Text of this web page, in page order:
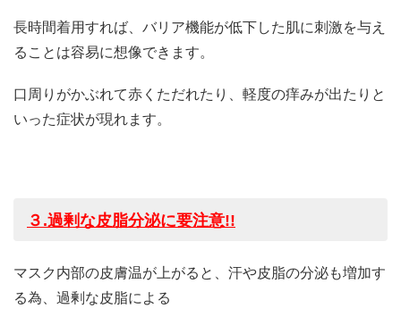
長時間着用すれば、バリア機能が低下した肌に刺激を与え
ることは容易に想像できます。
口周りがかぶれて赤くただれたり、軽度の痒みが出たりと
いった症状が現れます。
３ .過剰な皮脂分泌に要注意!!
マスク内部の皮膚温が上がると、汗や皮脂の分泌も増加す
る為、過剰な皮脂による